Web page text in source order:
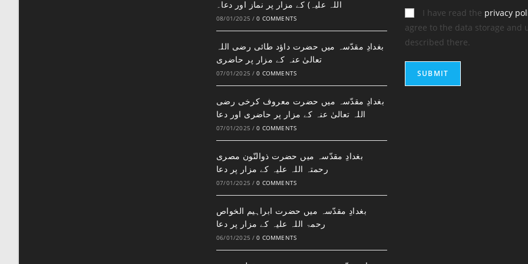
اللہ علیہ) کے مزار پر نماز اور دعا۔
08/01/2025 / 0 COMMENTS
بغدادِ مقدّسہ میں حضرت داؤد طائی رضی اللہ
تعالیٰ عنہ کے مزار پر حاضری
07/01/2025 / 0 COMMENTS
بغدادِ مقدّسہ میں حضرت معروف کرخی رضی
اللہ تعالیٰ عنہ کے مزار پر حاضری اور دعا
07/01/2025 / 0 COMMENTS
بغدادِ مقدّسہ میں حضرت ذوالنّون مصری
رحمتہ اللہ علیہ کے مزار پر دعا
07/01/2025 / 0 COMMENTS
بغدادِ مقدّسہ میں حضرت ابراہیم الخواص
رحمۃ اللہ علیہ کے مزار پر دعا
06/01/2025 / 0 COMMENTS
I have read the privacy
agree to the data storage and
described there.